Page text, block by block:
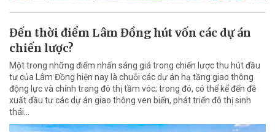
Đến thời điểm Lâm Đồng hút vốn các dự án
chiến lược?
Một trong những điểm nhấn sáng giá trong chiến lược thu hút đầu
tư của Lâm Đồng hiện nay là chuỗi các dự án hạ tầng giao thông
động lực và chỉnh trang đô thị tầm vóc; trong đó, có thể kể đến đề
xuất đầu tư các dự án giao thông ven biển, phát triển đô thị sinh
thái…